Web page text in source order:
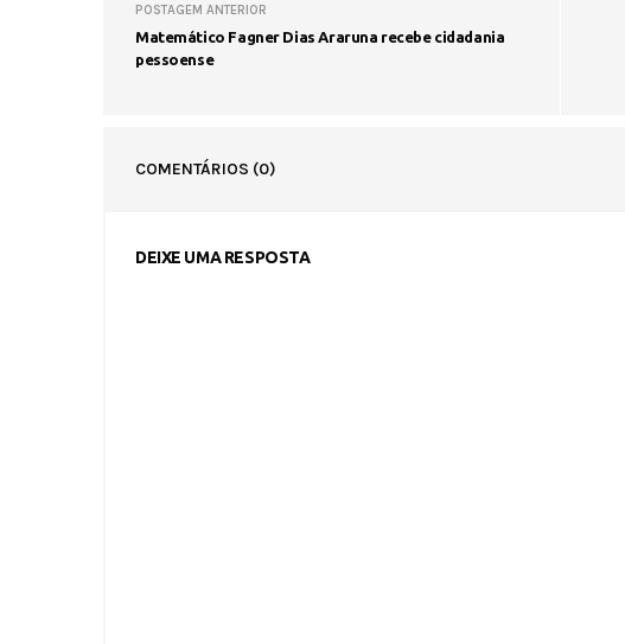
POSTAGEM ANTERIOR
Matemático Fagner Dias Araruna recebe cidadania
pessoense
COMENTÁRIOS (0)
DEIXE UMA RESPOSTA